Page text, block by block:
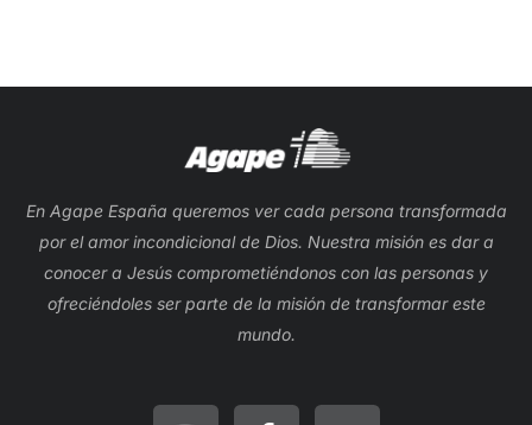
En Agape España queremos ver cada persona transformada
por el amor incondicional de Dios. Nuestra misión es dar a
conocer a Jesús comprometiéndonos con las personas y
ofreciéndoles ser parte de la misión de transformar este
mundo.